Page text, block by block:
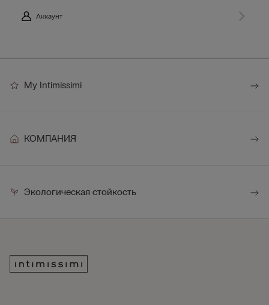
Аккаунт
My Intimissimi
КОМПАНИЯ
Экологическая стойкость